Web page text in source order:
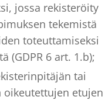
jossa rekisteröity
tekemistä
toteuttamiseksi
(GDPR 6 art. 1.b);
tai
etujen